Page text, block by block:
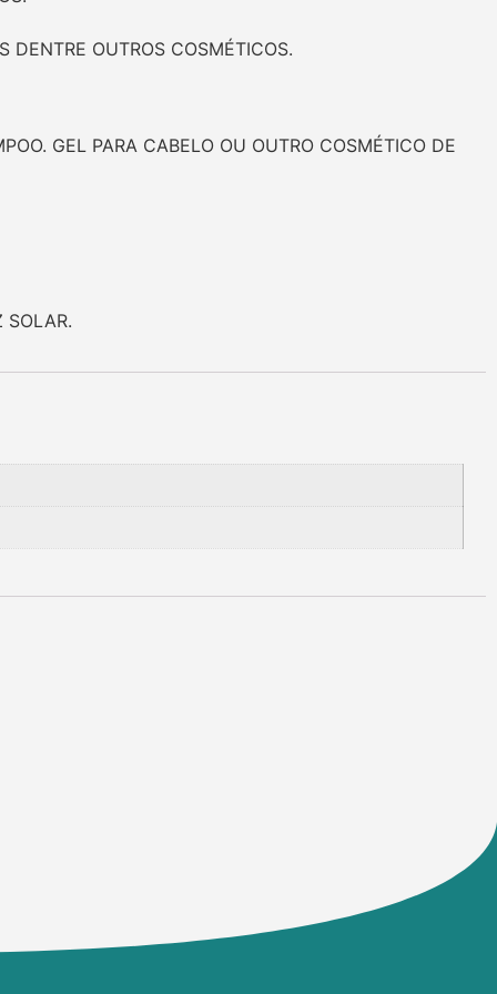
DENTRE OUTROS COSMÉTICOS.
GEL PARA CABELO OU OUTRO COSMÉTICO DE
SOLAR.